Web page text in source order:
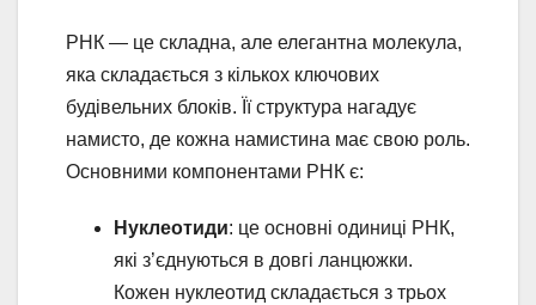
РНК — це складна, але елегантна молекула,
яка складається з кількох ключових
будівельних блоків. Її структура нагадує
намисто, де кожна намистина має свою роль.
Основними компонентами РНК є:
Нуклеотиди: це основні одиниці РНК,
які з’єднуються в довгі ланцюжки.
Кожен нуклеотид складається з трьох